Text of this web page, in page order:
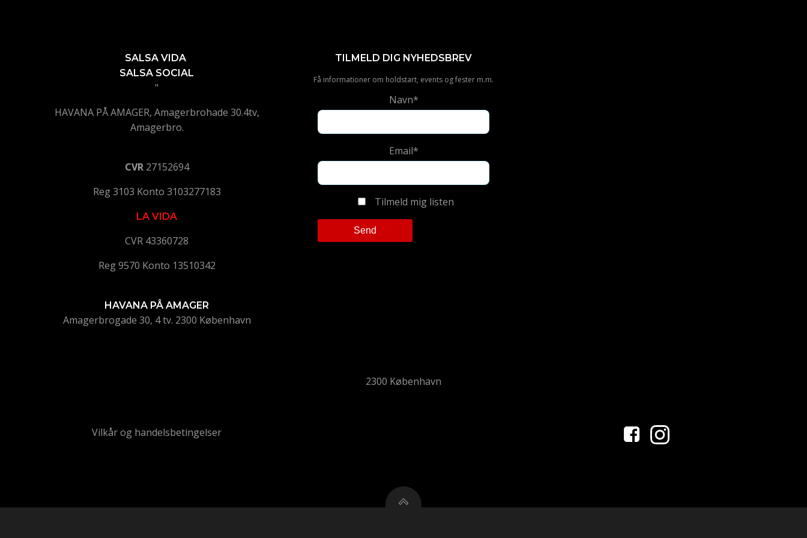
SALSA VIDA
SALSA SOCIAL
"
HAVANA PÅ AMAGER, Amagerbrohade 30.4tv,
Amagerbro.
CVR 27152694
Reg 3103 Konto 3103277183
LA VIDA
CVR 43360728
Reg 9570 Konto 13510342
HAVANA PÅ AMAGER
Amagerbrogade 30, 4 tv. 2300 København
TILMELD DIG NYHEDSBREV
Få informationer om holdstart, events og fester m.m.
Navn*
Email*
Tilmeld mig listen
2300 København
Vilkår og handelsbetingelser